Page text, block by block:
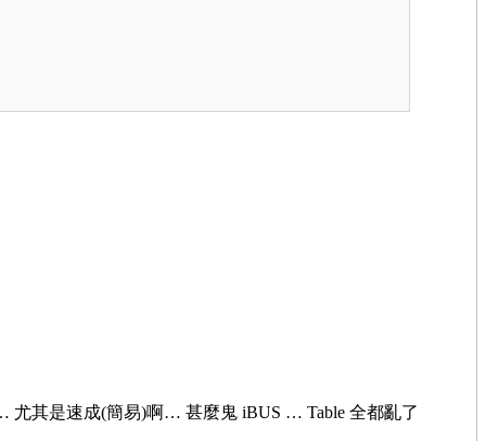
尤其是速成(簡易)啊… 甚麼鬼 iBUS … Table 全都亂了